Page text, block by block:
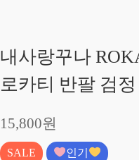
내사랑꾸나
로카티 반팔 검정
15,800원
SALE 인기